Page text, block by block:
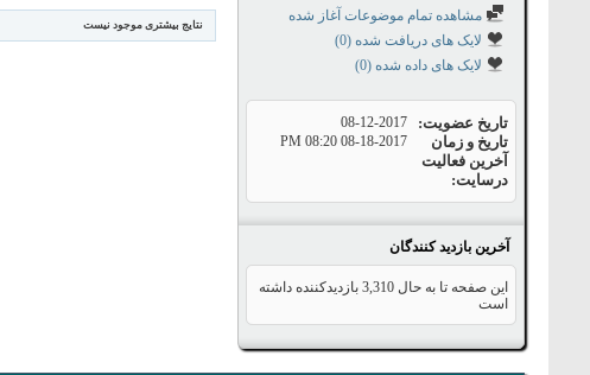
مشاهده تمام موضوعات آغاز شده
لایک های دریافت شده (0)
لایک های داده شده (0)
تاریخ عضویت 08-12-2017
تاریخ و زمان
آخرین فعالیت
درسایت
08-18-2017
08:20 PM
آخرین بازدید کنندگان
این صفحه تا به حال 3,310 بازدیدکننده داشته
است
نتایج بیشتری موجود نیست